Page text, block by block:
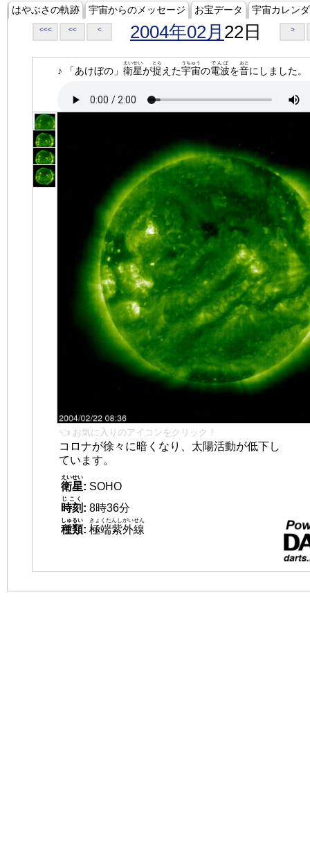
はやぶさの軌跡 宇宙からのメッセージ お宝データ 宇宙カレン
<<< << < 2004年02月 22日 >
♪ 「あけぼの」 衛星
えいせい
が捉
とら
えた宇宙
うちゅう
の電波
でんぱ
を音
おと
にしました。
👈 お気に入りのアイコンをクリック！
コロナが徐々に暗くなり、太陽活動が低下し
ています。
衛星
えいせい
: SOHO
時刻
じこく
: 8時36分
種類
しゅるい
: 極端紫外線
きょくたんしがいせん